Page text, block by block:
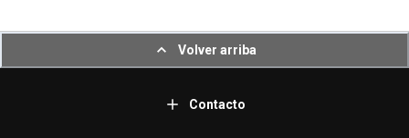
Volver arriba
Contacto